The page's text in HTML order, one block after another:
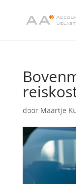
door Maartje